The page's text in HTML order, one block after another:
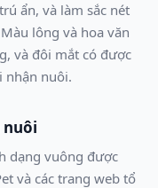
ẩn, và làm sắc nét
lông và hoa văn
và đôi mắt có được
nhận nuôi.
nuôi
dạng vuông được
và các trang web tổ